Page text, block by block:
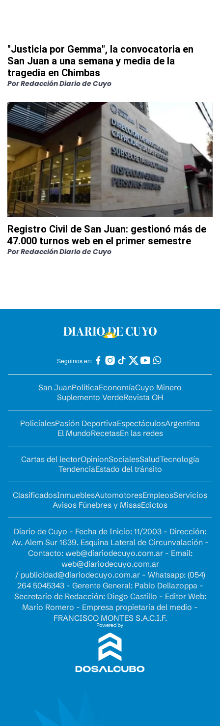
"Justicia por Gemma", la convocatoria en
San Juan a una semana y media de la
tragedia en Chimbas
PorRedacción Diario de Cuyo
Registro Civil de San Juan: gestionó más de
47.000 turnos web en el primer semestre
PorRedacción Diario de Cuyo
Seguinos en:
San JuanPolíticaEconomíaCuyo Minero
Suplemento VerdeRevista OH
PolicialesPasión DeportivaEspectáculosArgentina
El MundoRecetasEn las redes
Cartas del lectorOpinionSocialesSaludTecnología
TendenciaEstado del tránsito
ClasificadosInmueblesAutomotoresEmpleosServicios
Avisos Fúnebres y MisasEdictos
Diario de Cuyo - Fecha de Inicio: 11/2003 - Dirección:
Av. Alem Sur 1639. Esquina Lateral de Circunvalación -
Contacto: web@diariodecuyo.com.ar- Email:
web@diariodecuyo.com.ar
/ publicidad@diariodecuyo.com.ar- Whatsapp: (054)
264 5045343 - Gerente General: Pablo Dellazoppa -
Secretario de Redacción: Diego Castillo - Editor Web:
Mario Romero - Empresa propietaria del medio -
FRANCISCO MONTES S.A.C.I.F.